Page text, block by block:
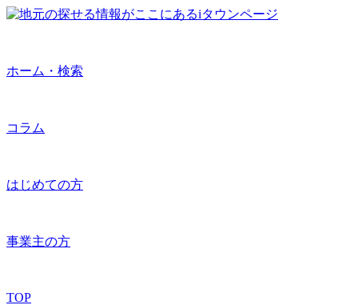
ホーム・検索
コラム
はじめての方
事業主の方
TOP